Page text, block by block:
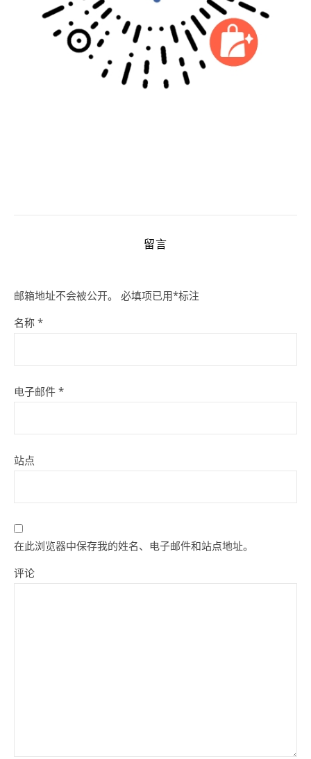
留言
邮箱地址不会被公开。 必填项已用*标注
名称 *
电子邮件 *
站点
在此浏览器中保存我的姓名、电子邮件和站点地址。
评论